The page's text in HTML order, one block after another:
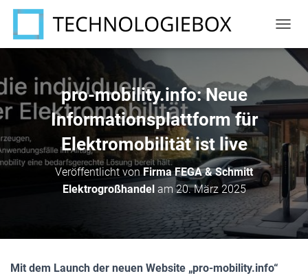
A
A
T
N
pro-mobility.info: Neue
Informationsplattform für
Elektromobilität ist live
Veröffentlicht vonFirma FEGA & Schmitt
Elektrogroßhandelam20. März 2025
Mit dem Launch der neuen Website „pro-mobility.info“